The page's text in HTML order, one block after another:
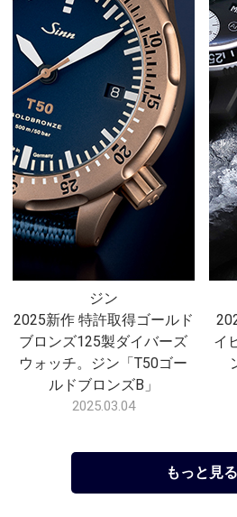
ジン
2025新作 特許取得ゴールド
ブロンズ125製ダイバーズ
ウォッチ。ジン「T50ゴー
ルドブロンズB」
2025.03.04
イ
もっと見る